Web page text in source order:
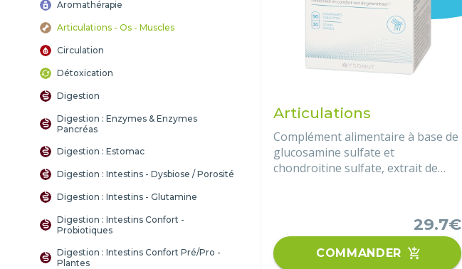
Aromathérapie
Articulations - Os - Muscles
Circulation
Détoxication
Digestion
Digestion : Enzymes & Enzymes
Pancréas
Digestion : Estomac
Digestion : Intestins - Dysbiose / Porosité
Digestion : Intestins - Glutamine
Digestion : Intestins Confort -
Probiotiques
Digestion : Intestins Confort Pré/Pro -
Plantes
Articulations
Complément alimentaire à base de
glucosamine sulfate et
chondroitine sulfate, extrait de
29.7€
COMMANDER